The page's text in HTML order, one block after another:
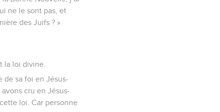
ne le sont pas, et
des Juifs ? »
la loi divine.
de sa foi en Jésus-
cru en Jésus-
loi. Car personne